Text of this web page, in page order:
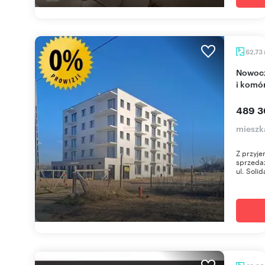
62,73
Nowoczesne 3-pokojowe mieszkanie z balkonem
i
489
Z
ul.